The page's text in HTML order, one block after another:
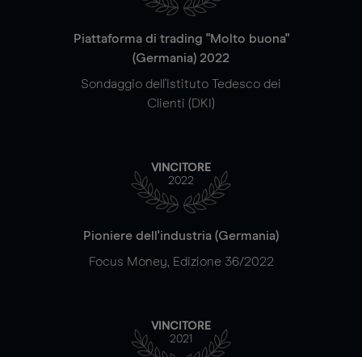
Piattaforma di trading "Molto buona"
(Germania) 2022
Sondaggio dell'Istituto Tedesco dei
Clienti (DKI)
VINCITORE
2022
Pioniere dell'industria (Germania)
Focus Money, Edizione 36/2022
VINCITORE
2021